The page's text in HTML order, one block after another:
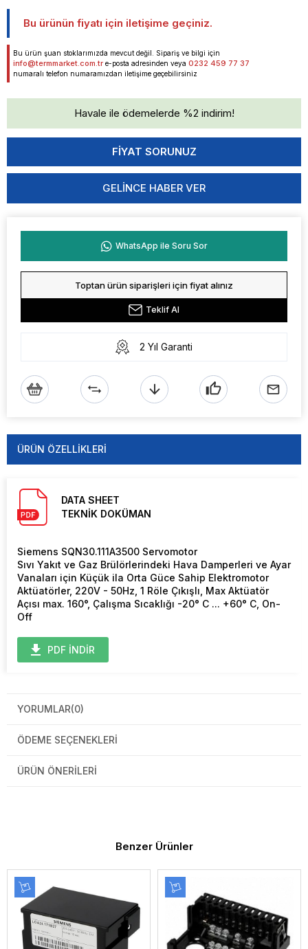
Bu ürünün fiyatı için iletişime geçiniz.
Bu ürün şuan stoklarımızda mevcut değil. Sipariş ve bilgi için
info@termmarket.com.tr e-posta adresinden veya 0232 459 77 37
numaralı telefon numaramızdan iletişime geçebilirsiniz
Havale ile ödemelerde %2 indirim!
GELINCE HABER VER
WhatsApp ile Soru Sor
Toptan ürün siparişleri için fiyat alınız
Teklif Al
2 Yıl Garanti
ÜRÜN ÖZELLIKLERI
DATA SHEET
TEKNİK DOKÜMAN
Siemens SQN30.111A3500 Servomotor
Sıvı Yakıt ve Gaz Brülörlerindeki Hava Damperleri ve Ayar
Vanaları için Küçük ila Orta Güce Sahip Elektromotor
Aktüatörler, 220V - 50Hz, 1 Röle Çıkışlı, Max Aktüatör
Açısı max. 160°, Çalışma Sıcaklığı -20° C ... +60° C, On-
Off
PDF İNDİR
YORUMLAR(0)
ÖDEME SEÇENEKLERI
ÜRÜN ÖNERILERI
Benzer Ürünler